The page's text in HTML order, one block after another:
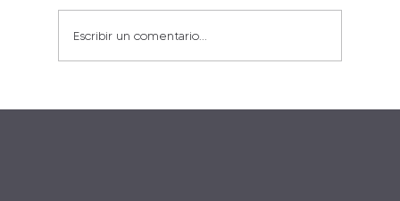
Escribir un comentario...